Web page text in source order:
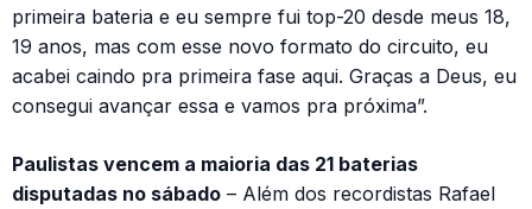
primeira bateria e eu sempre fui top-20 desde meus 18,
19 anos, mas com esse novo formato do circuito, eu
acabei caindo pra primeira fase aqui. Graças a Deus, eu
consegui avançar essa e vamos pra próxima”.
Paulistas vencem a maioria das 21 baterias
disputadas no sábado – Além dos recordistas Rafael